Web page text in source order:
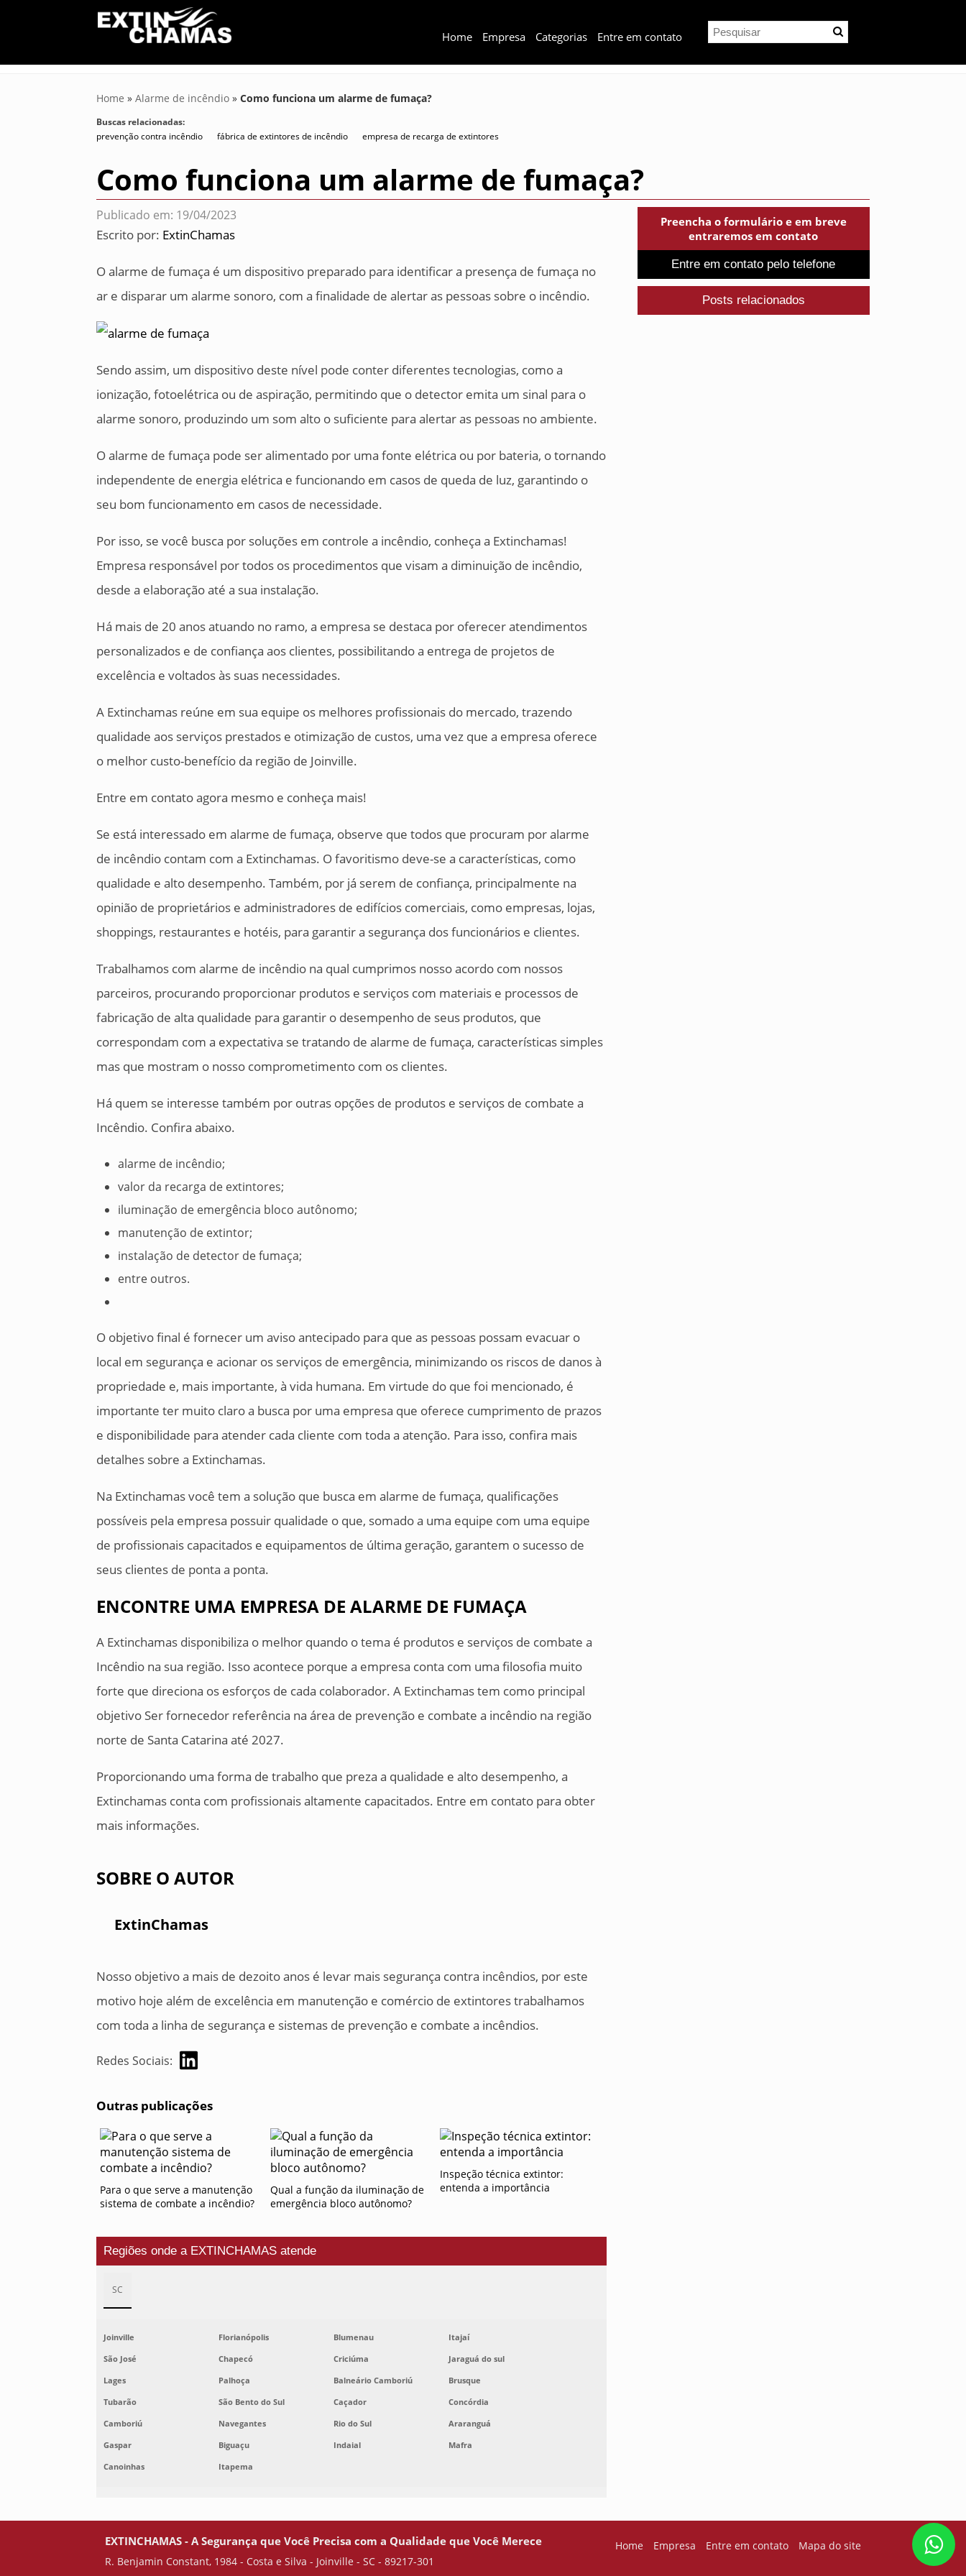
Home Empresa Categorias Entre em contato
Home »Alarme de incêndio »Como funciona um alarme de fumaça?
Buscas relacionadas:
prevenção contra incêndio
fábrica de extintores de incêndio empresa de recarga de extintores
Como funciona um alarme de fumaça?
Publicado em: 19/04/2023
Escrito por: ExtinChamas
O alarme de fumaça é um dispositivo preparado para identificar a presença de fumaça no
ar e disparar um alarme sonoro, com a finalidade de alertar as pessoas sobre o incêndio.
Sendo assim, um dispositivo deste nível pode conter diferentes tecnologias, como a
ionização, fotoelétrica ou de aspiração, permitindo que o detector emita um sinal para o
alarme sonoro, produzindo um som alto o suficiente para alertar as pessoas no ambiente.
O alarme de fumaça pode ser alimentado por uma fonte elétrica ou por bateria, o tornando
independente de energia elétrica e funcionando em casos de queda de luz, garantindo o
seu bom funcionamento em casos de necessidade.
Por isso, se você busca por soluções em controle a incêndio, conheça a Extinchamas!
Empresa responsável por todos os procedimentos que visam a diminuição de incêndio,
desde a elaboração até a sua instalação.
Há mais de 20 anos atuando no ramo, a empresa se destaca por oferecer atendimentos
personalizados e de confiança aos clientes, possibilitando a entrega de projetos de
excelência e voltados às suas necessidades.
A Extinchamas reúne em sua equipe os melhores profissionais do mercado, trazendo
qualidade aos serviços prestados e otimização de custos, uma vez que a empresa oferece
o melhor custo-benefício da região de Joinville.
Entre em contato agora mesmo e conheça mais!
Se está interessado em alarme de fumaça, observe que todos que procuram por alarme
de incêndio contam com a Extinchamas. O favoritismo deve-se a características, como
qualidade e alto desempenho. Também, por já serem de confiança, principalmente na
opinião de proprietários e administradores de edifícios comerciais, como empresas, lojas,
shoppings, restaurantes e hotéis, para garantir a segurança dos funcionários e clientes.
Trabalhamos com alarme de incêndio na qual cumprimos nosso acordo com nossos
parceiros, procurando proporcionar produtos e serviços com materiais e processos de
fabricação de alta qualidade para garantir o desempenho de seus produtos, que
correspondam com a expectativa se tratando de alarme de fumaça, características simples
mas que mostram o nosso comprometimento com os clientes.
Há quem se interesse também por outras opções de produtos e serviços de combate a
Incêndio. Confira abaixo.
alarme de incêndio;
valor da recarga de extintores;
iluminação de emergência bloco autônomo;
manutenção de extintor;
instalação de detector de fumaça;
entre outros.
O objetivo final é fornecer um aviso antecipado para que as pessoas possam evacuar o
local em segurança e acionar os serviços de emergência, minimizando os riscos de danos à
propriedade e, mais importante, à vida humana. Em virtude do que foi mencionado, é
importante ter muito claro a busca por uma empresa que oferece cumprimento de prazos
e disponibilidade para atender cada cliente com toda a atenção. Para isso, confira mais
detalhes sobre a Extinchamas.
Na Extinchamas você tem a solução que busca em alarme de fumaça, qualificações
possíveis pela empresa possuir qualidade o que, somado a uma equipe com uma equipe
de profissionais capacitados e equipamentos de última geração, garantem o sucesso de
seus clientes de ponta a ponta.
ENCONTRE UMA EMPRESA DE ALARME DE FUMAÇA
A Extinchamas disponibiliza o melhor quando o tema é produtos e serviços de combate a
Incêndio na sua região. Isso acontece porque a empresa conta com uma filosofia muito
forte que direciona os esforços de cada colaborador. A Extinchamas tem como principal
objetivo Ser fornecedor referência na área de prevenção e combate a incêndio na região
norte de Santa Catarina até 2027.
Proporcionando uma forma de trabalho que preza a qualidade e alto desempenho, a
Extinchamas conta com profissionais altamente capacitados. Entre em contato para obter
mais informações.
SOBRE O AUTOR
ExtinChamas
Nosso objetivo a mais de dezoito anos é levar mais segurança contra incêndios, por este
motivo hoje além de excelência em manutenção e comércio de extintores trabalhamos
com toda a linha de segurança e sistemas de prevenção e combate a incêndios.
Redes Sociais:
Outras publicações
Para o que serve a manutenção
sistema de combate a incêndio?
Qual a função da iluminação de
emergência bloco autônomo?
Inspeção técnica extintor:
entenda a importância
Regiões onde a EXTINCHAMAS atende
SC
Joinville Florianópolis Blumenau
Itajaí
São José
Chapecó Criciúma
Jaraguá do sul
Lages
Palhoça Balneário Camboriú
Brusque
Tubarão
São Bento do Sul Caçador
Concórdia
Camboriú
Navegantes Rio do Sul
Araranguá
Gaspar
Biguaçu Indaial
Mafra
Canoinhas
Itapema
Preencha o formulário e em breve
entraremos em contato
Entre em contato pelo telefone
Posts relacionados
EXTINCHAMAS - A Segurança que Você Precisa com a Qualidade que Você Merece
R. Benjamin Constant, 1984 - Costa e Silva - Joinville - SC - 89217-301
Home Empresa Entre em contato Mapa do site